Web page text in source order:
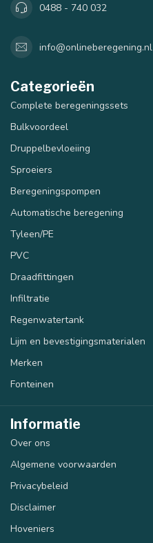
0488 - 740 032
info@onlineberegening.nl
Categorieën
Complete beregeningssets
Bulkvoordeel
Druppelbevloeiing
Sproeiers
Beregeningspompen
Automatische beregening
Tyleen/PE
PVC
Draadfittingen
Infiltratie
Regenwatertank
Lijm en bevestigingsmaterialen
Merken
Fonteinen
Informatie
Over ons
Algemene voorwaarden
Privacybeleid
Disclaimer
Hoveniers